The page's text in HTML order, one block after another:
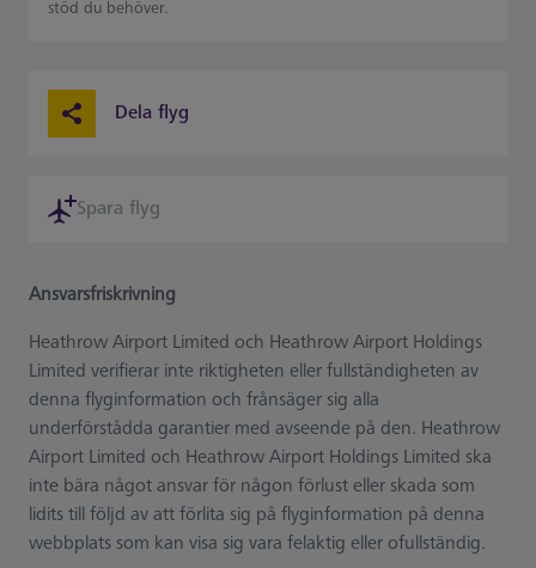
stöd du behöver.
Dela flyg
Spara flyg
Ansvarsfriskrivning
Heathrow Airport Limited och Heathrow Airport Holdings
Limited verifierar inte riktigheten eller fullständigheten av
denna flyginformation och frånsäger sig alla
underförstådda garantier med avseende på den. Heathrow
Airport Limited och Heathrow Airport Holdings Limited ska
inte bära något ansvar för någon förlust eller skada som
lidits till följd av att förlita sig på flyginformation på denna
webbplats som kan visa sig vara felaktig eller ofullständig.